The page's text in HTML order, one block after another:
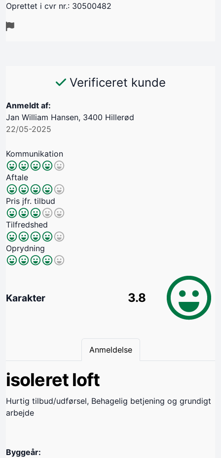
Oprettet i cvr nr.: 30500482
Verificeret kunde
Anmeldt af:
Jan William Hansen, 3400 Hillerød
22/05-2025
Kommunikation
Aftale
Pris jfr. tilbud
Tilfredshed
Oprydning
Karakter 3.8
Anmeldelse
isoleret loft
Hurtig tilbud/udførsel, Behagelig betjening og grundigt
arbejde
Byggeår: